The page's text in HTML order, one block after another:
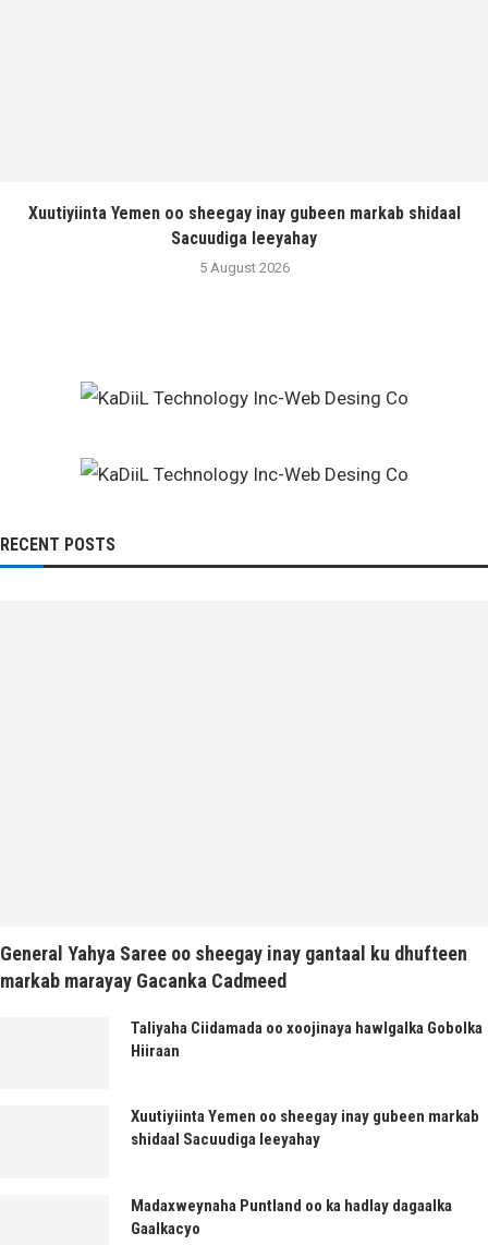
Xuutiyiinta Yemen oo sheegay inay gubeen markab shidaal
Sacuudiga leeyahay
5 August 2026
RECENT POSTS
General Yahya Saree oo sheegay inay gantaal ku dhufteen
markab marayay Gacanka Cadmeed
Taliyaha Ciidamada oo xoojinaya hawlgalka Gobolka
Hiiraan
Xuutiyiinta Yemen oo sheegay inay gubeen markab
shidaal Sacuudiga leeyahay
Madaxweynaha Puntland oo ka hadlay dagaalka
Gaalkacyo